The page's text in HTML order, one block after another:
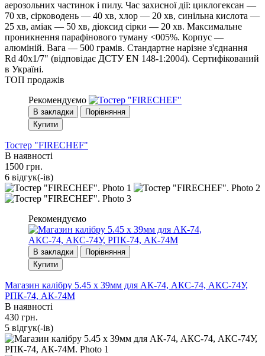
аерозольних частинок і пилу. Час захисної дії: циклогексан —
70 хв, сірководень — 40 хв, хлор — 20 хв, синільна кислота —
25 хв, аміак — 50 хв, діоксид сірки — 20 хв. Максимальне
проникнення парафінового туману <005%. Корпус —
алюміній. Вага — 500 грамів. Стандартне нарізне з'єднання
Rd 40x1/7" (відповідає ДСТУ EN 148-1:2004). Сертифікований
в Україні.
ТОП продажів
Рекомендуємо
В закладки
Порівняння
Купити
Тостер "FIRECHEF"
В наявності
1500 грн.
6 вiдгук(-iв)
Рекомендуємо
В закладки
Порівняння
Купити
Магазин калібру 5.45 х 39мм для АК-74, АКС-74, АКС-74У,
РПК-74, АК-74М
В наявності
430 грн.
5 вiдгук(-iв)